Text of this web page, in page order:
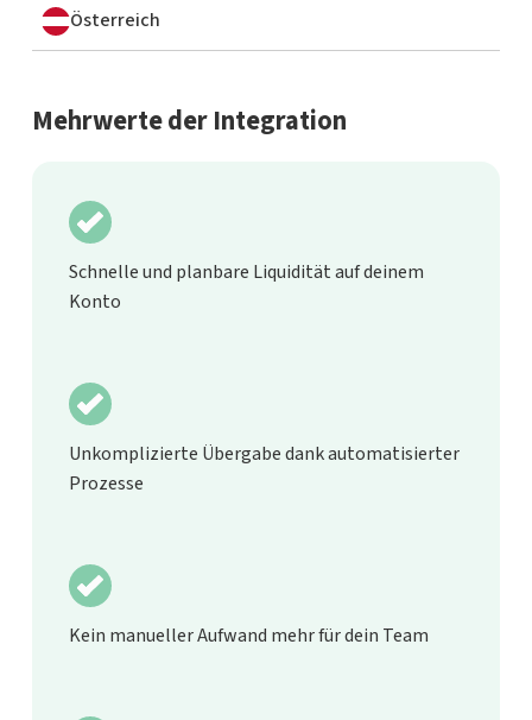
Österreich
Mehrwerte der Integration
Schnelle und planbare Liquidität auf deinem
Konto
Unkomplizierte Übergabe dank automatisierter
Prozesse
Kein manueller Aufwand mehr für dein Team